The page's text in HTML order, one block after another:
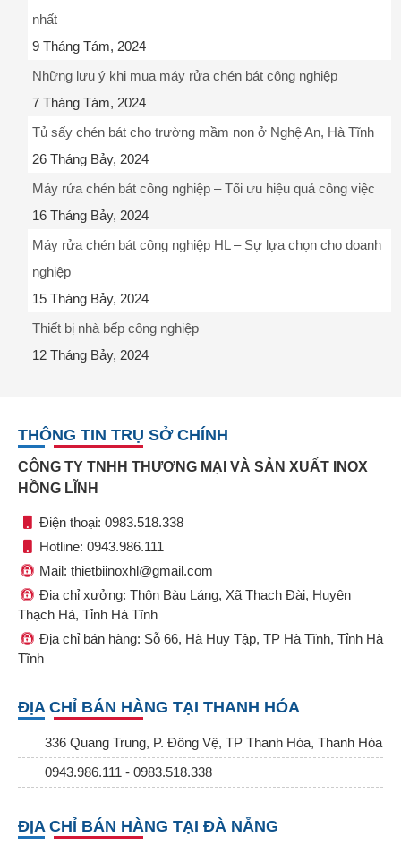
nhất
9 Tháng Tám, 2024
Những lưu ý khi mua máy rửa chén bát công nghiệp
7 Tháng Tám, 2024
Tủ sấy chén bát cho trường mầm non ở Nghệ An, Hà Tĩnh
26 Tháng Bảy, 2024
Máy rửa chén bát công nghiệp – Tối ưu hiệu quả công việc
16 Tháng Bảy, 2024
Máy rửa chén bát công nghiệp HL – Sự lựa chọn cho doanh
nghiệp
15 Tháng Bảy, 2024
Thiết bị nhà bếp công nghiệp
12 Tháng Bảy, 2024
THÔNG TIN TRỤ SỞ CHÍNH
CÔNG TY TNHH THƯƠNG MẠI VÀ SẢN XUẤT INOX
HỒNG LĨNH
Điện thoại: 0983.518.338
Hotline: 0943.986.111
Mail: thietbiinoxhl@gmail.com
Địa chỉ xưởng: Thôn Bàu Láng, Xã Thạch Đài, Huyện
Thạch Hà, Tỉnh Hà Tĩnh
Địa chỉ bán hàng: Sỗ 66, Hà Huy Tập, TP Hà Tĩnh, Tỉnh Hà
Tĩnh
ĐỊA CHỈ BÁN HÀNG TẠI THANH HÓA
336 Quang Trung, P. Đông Vệ, TP Thanh Hóa, Thanh Hóa
0943.986.111 - 0983.518.338
ĐỊA CHỈ BÁN HÀNG TẠI ĐÀ NẴNG